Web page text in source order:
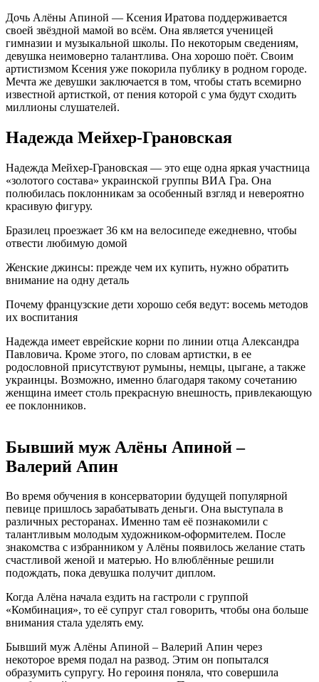
Дочь Алёны Апиной — Ксения Иратова поддерживается
своей звёздной мамой во всём. Она является ученицей
гимназии и музыкальной школы. По некоторым сведениям,
девушка неимоверно талантлива. Она хорошо поёт. Своим
артистизмом Ксения уже покорила публику в родном городе.
Мечта же девушки заключается в том, чтобы стать всемирно
известной артисткой, от пения которой с ума будут сходить
миллионы слушателей.
Надежда Мейхер-Грановская
Надежда Мейхер-Грановская — это еще одна яркая участница
«золотого состава» украинской группы ВИА Гра. Она
полюбилась поклонникам за особенный взгляд и невероятно
красивую фигуру.
Бразилец проезжает 36 км на велосипеде ежедневно, чтобы
отвести любимую домой
Женские джинсы: прежде чем их купить, нужно обратить
внимание на одну деталь
Почему французские дети хорошо себя ведут: восемь методов
их воспитания
Надежда имеет еврейские корни по линии отца Александра
Павловича. Кроме этого, по словам артистки, в ее
родословной присутствуют румыны, немцы, цыгане, а также
украинцы. Возможно, именно благодаря такому сочетанию
женщина имеет столь прекрасную внешность, привлекающую
ее поклонников.
Бывший муж Алёны Апиной –
Валерий Апин
Во время обучения в консерватории будущей популярной
певице пришлось зарабатывать деньги. Она выступала в
различных ресторанах. Именно там её познакомили с
талантливым молодым художником-оформителем. После
знакомства с избранником у Алёны появилось желание стать
счастливой женой и матерью. Но влюблённые решили
подождать, пока девушка получит диплом.
Когда Алёна начала ездить на гастроли с группой
«Комбинация», то её супруг стал говорить, чтобы она больше
внимания стала уделять ему.
Бывший муж Алёны Апиной – Валерий Апин через
некоторое время подал на развод. Этим он попытался
образумить супругу. Но героиня поняла, что совершила